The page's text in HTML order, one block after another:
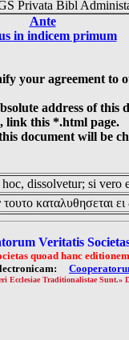
Privata Bibl
Ante
in indicem primum
your agreement to
address of this
link this *.html page.
document will be
dissolvetur; si vero
καταλυθησεται
Veritatis
quoad hanc
Ecclesiae Traditionalistae Sunt.»